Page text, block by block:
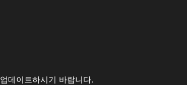
데이트하시기 바랍니다.